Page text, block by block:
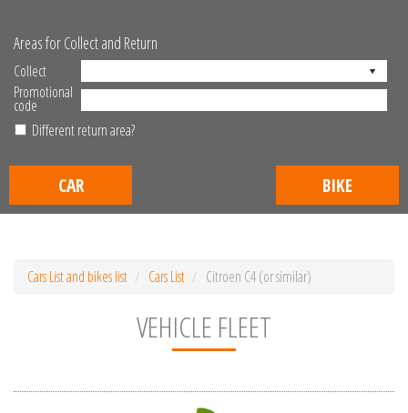
Areas for Collect and Return
Collect
Promotional
code
Different return area?
CAR BIKE
Cars List and bikes list Cars List Citroen C4 (or similar)
VEHICLE FLEET